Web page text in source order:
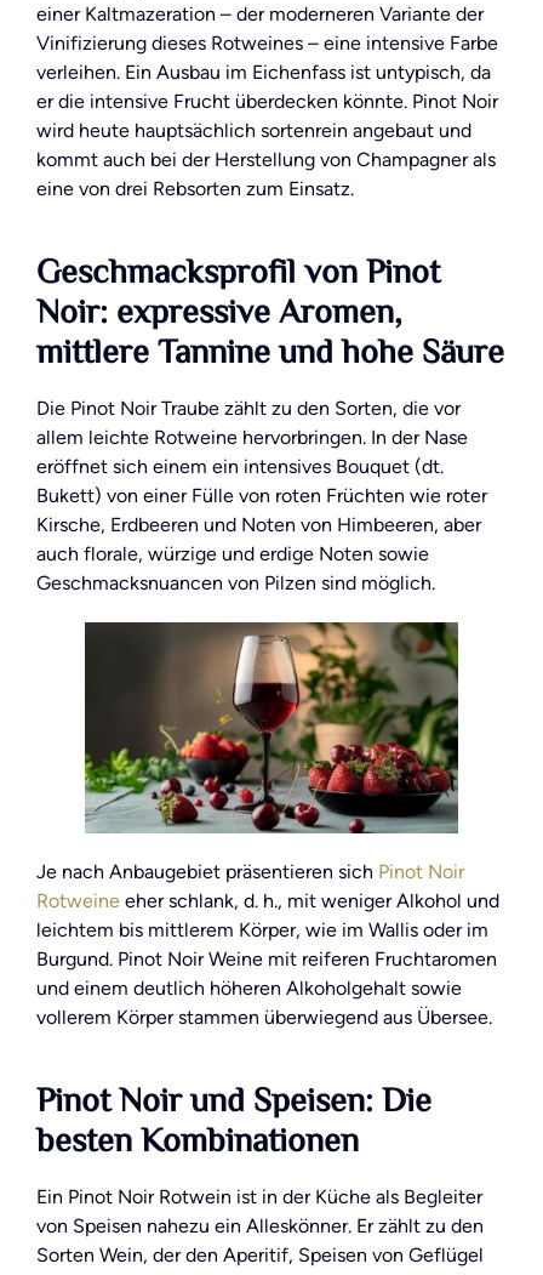
einer Kaltmazeration – der moderneren Variante der
Vinifizierung dieses Rotweines – eine intensive Farbe
verleihen. Ein Ausbau im Eichenfass ist untypisch, da
er die intensive Frucht überdecken könnte. Pinot Noir
wird heute hauptsächlich sortenrein angebaut und
kommt auch bei der Herstellung von Champagner als
eine von drei Rebsorten zum Einsatz.
Geschmacksprofil von Pinot
Noir: expressive Aromen,
mittlere Tannine und hohe Säure
Die Pinot Noir Traube zählt zu den Sorten, die vor
allem leichte Rotweine hervorbringen. In der Nase
eröffnet sich einem ein intensives Bouquet (dt.
Bukett) von einer Fülle von roten Früchten wie roter
Kirsche, Erdbeeren und Noten von Himbeeren, aber
auch florale, würzige und erdige Noten sowie
Geschmacksnuancen von Pilzen sind möglich.
Je nach Anbaugebiet präsentieren sich Pinot Noir
Rotweine eher schlank, d. h., mit weniger Alkohol und
leichtem bis mittlerem Körper, wie im Wallis oder im
Burgund. Pinot Noir Weine mit reiferen Fruchtaromen
und einem deutlich höheren Alkoholgehalt sowie
vollerem Körper stammen überwiegend aus Übersee.
Pinot Noir und Speisen: Die
besten Kombinationen
Ein Pinot Noir Rotwein ist in der Küche als Begleiter
von Speisen nahezu ein Alleskönner. Er zählt zu den
Sorten Wein, der den Aperitif, Speisen von Geflügel